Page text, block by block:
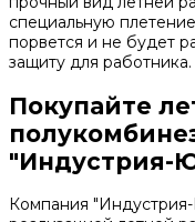
специальную
порвется и не будет
защиту для работника.
Покупайте
"Индустрия-
Компания